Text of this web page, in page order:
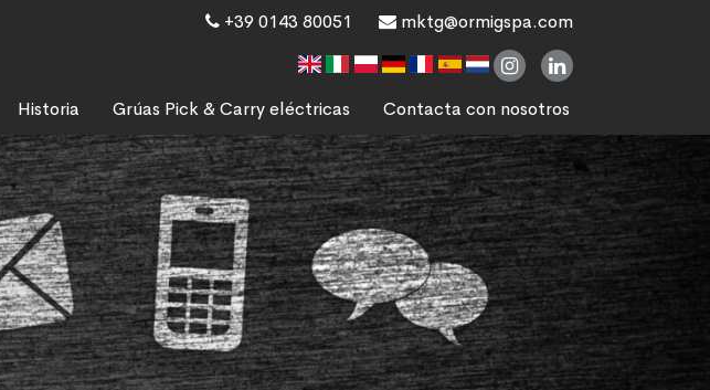
+39 0143 80051 mktg@ormigspa.com
Historia Grúas Pick & Carry eléctricas Contacta con nosotros